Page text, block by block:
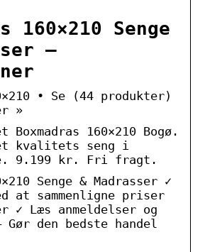
160×210 Senge
–
• Se (44 produkter)
»
160×210 Bogø.
kvalitets seng i
9.199 kr. Fri fragt.
Senge & Madrasser ✓
at sammenligne priser
✓ Læs anmeldelser og
den bedste handel